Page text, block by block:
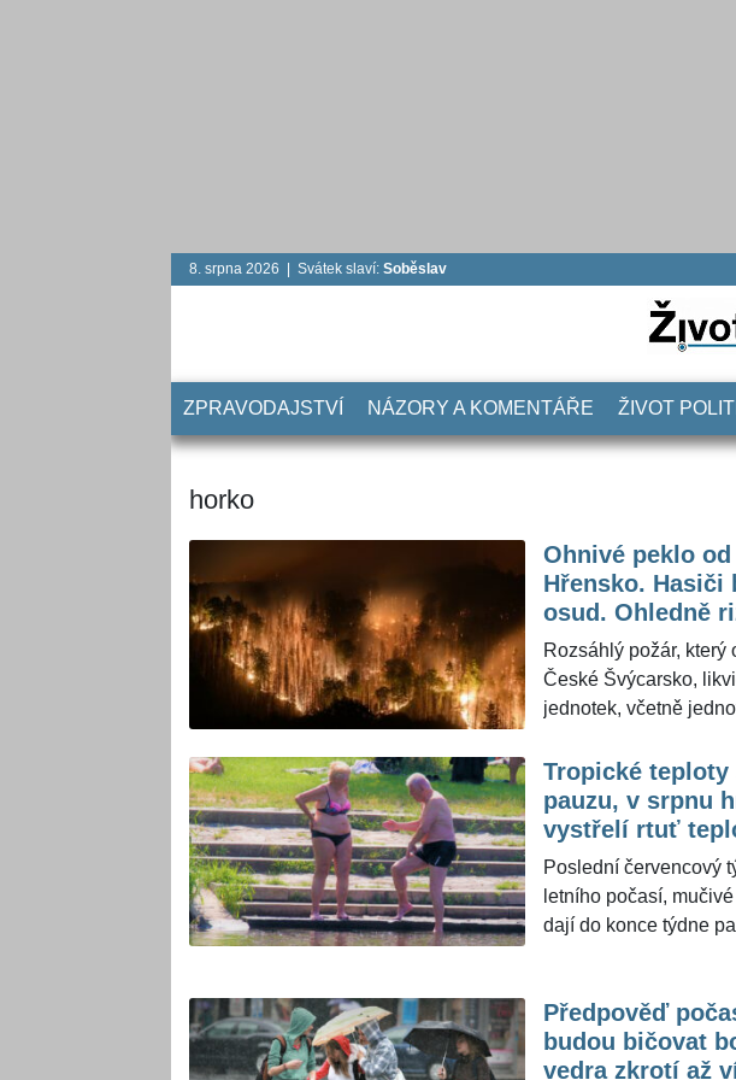
8. srpna 2026 | Svátek slaví: Soběslav
ZPRAVODAJSTVÍ NÁZORY A KOMENTÁŘE ŽIVOT
horko
Ohnivé peklo
Hřensko.
osud. Ohledně
konzultantka
Rozsáhlý požár,
České Švýcarsko,
jednotek, včetně
místech, nebyly však
"Na riziko požárů
vzduchu a rychlost
zásady musí lidé
nepřispívali.
Tropické
pauzu, v srpnu
vystřelí rtuť
meteoroložka
Poslední červencový
letního počasí,
dají do konce týdne
přírodu. "Každý rok
počasí. Pokud ale
vzniku požáru v
Předpověď
budou bičovat
vedra zkrotí až